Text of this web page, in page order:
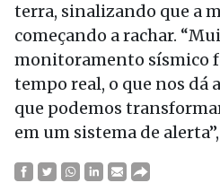
terra, sinalizando que a
começando a rachar.
monitoramento sísmico
tempo real, o que nos dá
que podemos
em um sistema de